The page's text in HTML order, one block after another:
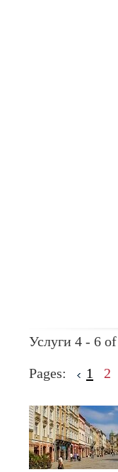
Услуги 4 - 6
Pages: 1 2